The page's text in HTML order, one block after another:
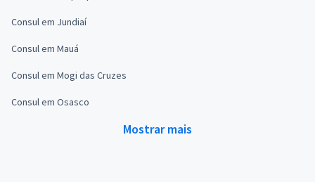
Consul em Jundiaí
Consul em Mauá
Consul em Mogi das Cruzes
Consul em Osasco
Mostrar mais